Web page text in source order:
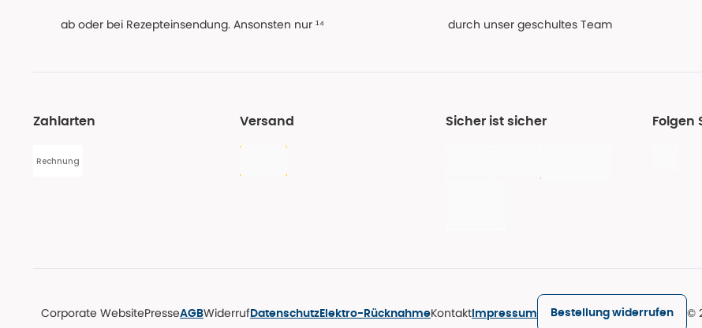
ab oder bei Rezepteinsendung. Ansonsten nur ¹⁴ durch unser geschultes Team
Zahlarten
Rechnung
Versand Sicher ist sicher Folgen
Corporate WebsitePresseAGBWiderruf Datenschutz Elektro-RücknahmeKontakt Impressum Bestellung widerrufen ©